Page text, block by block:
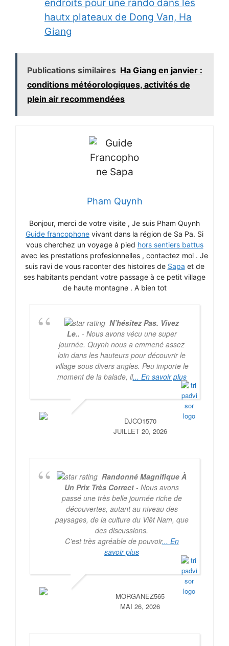
endroits pour une rando dans les
hautx plateaux de Dong Van, Ha
Giang
Publications similaires Ha Giang en janvier :
conditions météorologiques, activités de
plein air recommendées
Pham Quynh
Bonjour, merci de votre visite , Je suis Pham Quynh
Guide francophone vivant dans la région de Sa Pa. Si
vous cherchez un voyage à pied hors sentiers battus
avec les prestations profesionnelles , contactez moi . Je
suis ravi de vous raconter des histoires de Sapa et de
ses habitants pendant votre passage à ce petit village
de haute montagne . A bien tot
N’hésitez Pas. Vivez
Le.. - Nous avons vécu une super
journée. Quynh nous a emmené assez
loin dans les hauteurs pour découvrir le
village sous divers angles. Peu importe le
moment de la balade, il... En savoir plus
DJCO1570
JUILLET 20, 2026
Randonné Magnifique À
Un Prix Très Correct - Nous avons
passé une très belle journée riche de
découvertes, autant au niveau des
paysages, de la culture du Viêt Nam, que
des discussions.
C’est très agréable de pouvoir... En
savoir plus
MORGANEZ565
MAI 26, 2026